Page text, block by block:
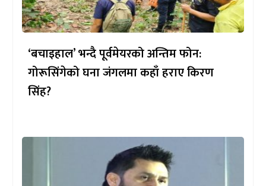
‘बचाइहाल’ भन्दै पूर्वमेयरको अन्तिम फोन:
गोरूसिंगेको घना जंगलमा कहाँ हराए किरण
सिंह?